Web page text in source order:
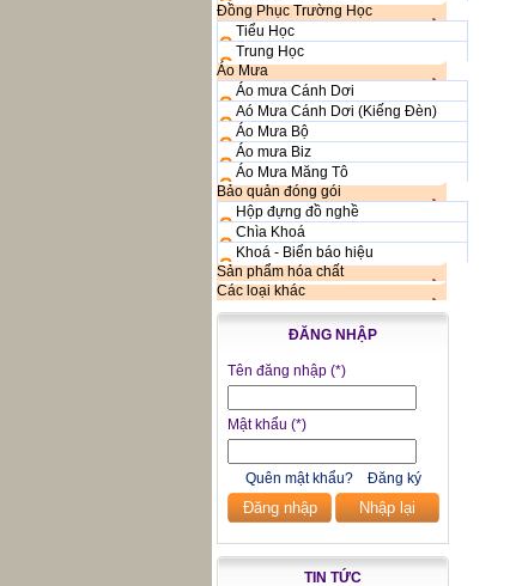
Đồng Phục Trường Học
Tiểu Học
Trung Học
Áo Mưa
Áo mưa Cánh Dơi
Aó Mưa Cánh Dơi (Kiếng Đèn)
Áo Mưa Bộ
Áo mưa Biz
Áo Mưa Măng Tô
Bảo quản đóng gói
Hộp đựng đồ nghề
Chìa Khoá
Khoá - Biển báo hiệu
Sản phẩm hóa chất
Các loại khác
ĐĂNG NHẬP
Tên đăng nhập (*)
Mật khẩu (*)
Quên mật khẩu? Đăng ký
Đăng nhập Nhập lại
TIN TỨC